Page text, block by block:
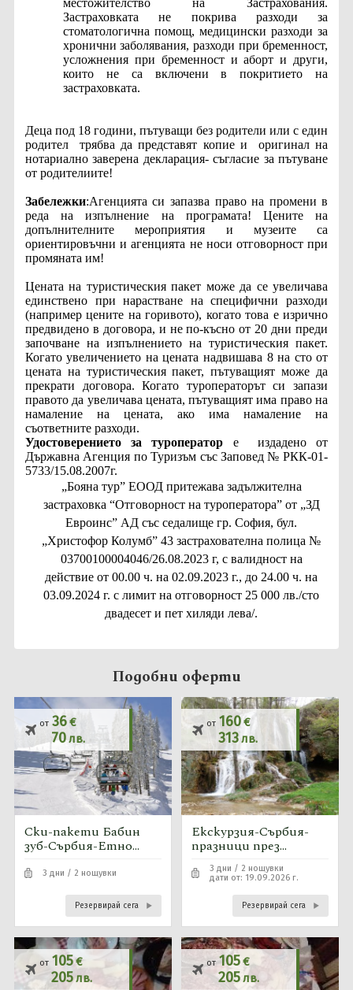
местожителство на Застрахования.
Застраховката не покрива разходи за
стоматологична помощ, медицински разходи за
хронични заболявания, разходи при бременност,
усложнения при бременност и аборт и други,
които не са включени в покритието на
застраховката.
Деца под 18 години, пътуващи без родители или с един
родител
трябва да представят копие и
оригинал на
нотариално заверена декларация- съгласие за пътуване
от родителиите!
Забележки:Агенцията си запазва право на промени в
реда на изпълнение на програмата! Цените на
допълнителните мероприятия и музеите са
ориентировъчни и агенцията не носи отговорност при
промяната им!
Цената на туристическия пакет може да се увеличава
единствено при нарастване на специфични разходи
(например цените на горивото), когато това е изрично
предвидено в договора, и не по-късно от 20 дни преди
започване на изпълнението на туристическия пакет.
Когато увеличението на цената надвишава 8 на сто от
цената на туристическия пакет, пътуващият може да
прекрати договора. Когато туроператорът си запази
правото да увеличава цената, пътуващият има право на
намаление на цената, ако има намаление на
съответните разходи.
Удостоверението за туроператор е
издадено от
Държавна Агенция по Туризъм със Заповед № РКК-01-
5733/15.08.2007г.
„Бояна тур” ЕООД притежава задължителна
застраховка “Отговорност на туроператора” от „ЗД
Евроинс” АД със седалище гр. София, бул.
„Христофор Колумб” 43 застрахователна полица №
03700100004046/26.08.2023 г, с валидност на
действие от 00.00 ч. на 02.09.2023 г., до 24.00 ч. на
03.09.2024 г. с лимит на отговорност 25 000 лв./сто
двадесет и пет хиляди лева/.
Подобни оферти
от 36€
70лв.
Ски-пакети Бабин
зуб-Сърбия-Етно
Анджела-23г./24г.
3 дни / 2 нощувки
Резервирай сега
от 160€
313лв.
Екскурзия-Сърбия-
празници през
септември3 дни / 2 нощувки
дати от: 19.09.2026 г.
Резервирай сега
от 105€
205лв.
от 105€
205лв.